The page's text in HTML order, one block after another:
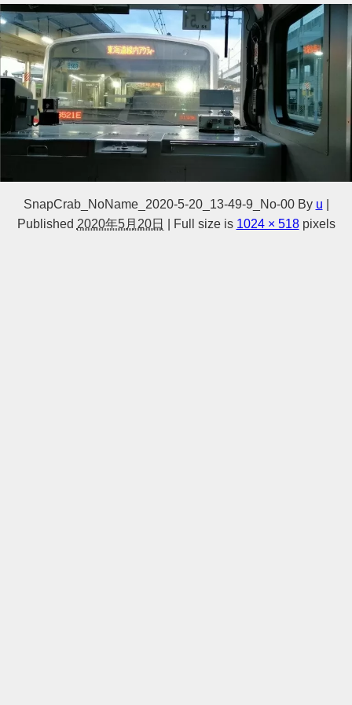
SnapCrab_NoName_2020-5-20_13-49-9_No-00 By u
Published 2020年5月20日 Full size is 1024 × 518pixels